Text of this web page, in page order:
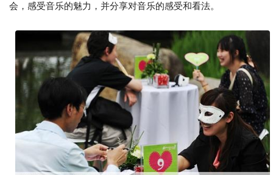
会，感受音乐的魅力，并分享对音乐的感受和看法。